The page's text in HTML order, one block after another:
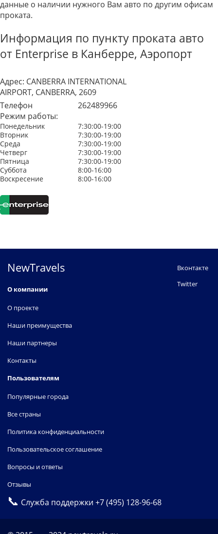
данные о наличии нужного Вам авто по другим офисам
проката.
Информация по пункту проката авто
от Enterprise в Канберре, Аэропорт
Адрес: CANBERRA INTERNATIONAL
AIRPORT, CANBERRA, 2609
Телефон
262489966
Режим работы:
Понедельник
7:30:00-19:00
Вторник
7:30:00-19:00
Среда
7:30:00-19:00
Четверг
7:30:00-19:00
Пятница
7:30:00-19:00
Суббота
8:00-16:00
Воскресение
8:00-16:00
NewTravels
О компании
О проекте
Наши преимущества
Наши партнеры
Контакты
Пользователям
Популярные города
Все страны
Политика конфиденциальности
Пользовательское соглашение
Вопросы и ответы
Отзывы
Вконтакте
Twitter
📞 Служба поддержки +7 (495) 128-96-68